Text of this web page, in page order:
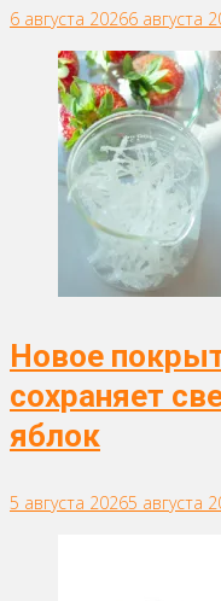
6 августа 20266 августа
Новое
сохраняет
яблок
5 августа 20265 августа